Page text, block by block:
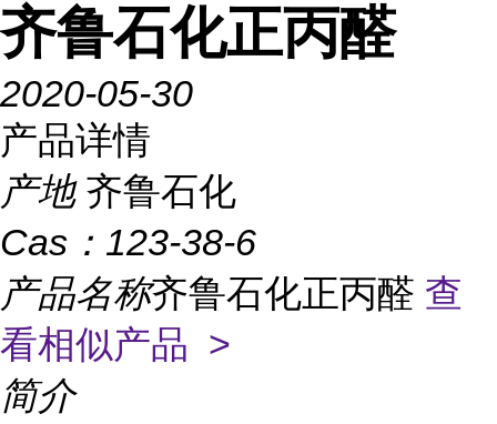
齐鲁石化正丙醛
2020-05-30
产品详情
产地 齐鲁石化
Cas： 123-38-6
产品名称齐鲁石化正丙醛 查
看相似产品 >
简介